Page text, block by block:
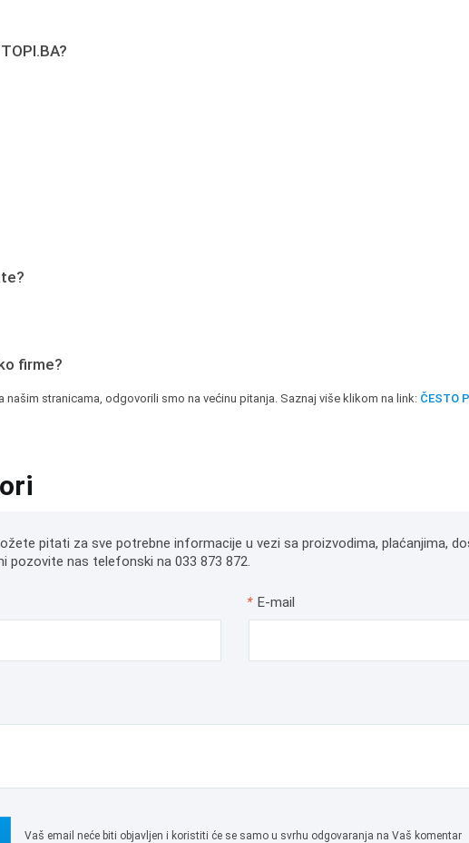
firme?
stranicama, odgovorili smo na većinu pitanja. Saznaj više klikom na link: ČESTO
pitati za sve potrebne informacije u vezi sa proizvodima, plaćanjima,
pozovite nas telefonski na 033 873 872.
* E-mail
Vaš email neće biti objavljen i koristiti će se samo u svrhu odgovaranja na Vaš komentar